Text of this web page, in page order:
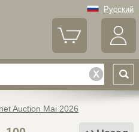
Русский
Auction Mai 2026